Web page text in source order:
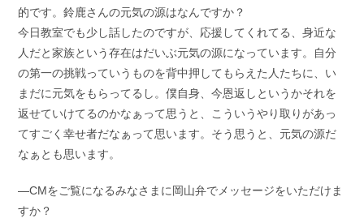
的です。鈴鹿さんの元気の源はなんですか？
今日教室でも少し話したのですが、応援してくれてる、身近な
人だと家族という存在はだいぶ元気の源になっています。自分
の第一の挑戦っていうものを背中押してもらえた人たちに、い
まだに元気をもらってるし。僕自身、今恩返しというかそれを
返せていけてるのかなぁって思うと、こういうやり取りがあっ
てすごく幸せ者だなぁって思います。そう思うと、元気の源だ
なぁとも思います。
―CMをご覧になるみなさまに岡山弁でメッセージをいただけま
すか？